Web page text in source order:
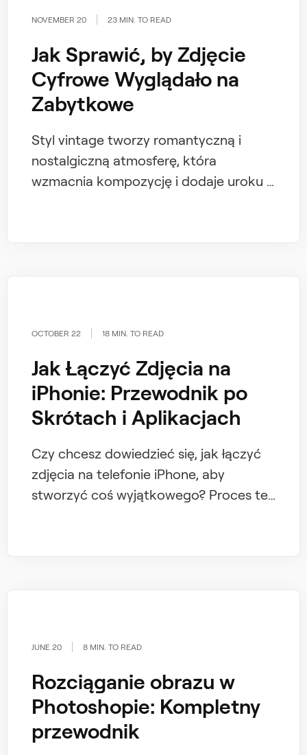
NOVEMBER 20 23 MIN. TO READ
Jak Sprawić, by Zdjęcie
Cyfrowe Wyglądało na
Zabytkowe
Styl vintage tworzy romantyczną i
nostalgiczną atmosferę, która
wzmacnia kompozycję i dodaje uroku i
OCTOBER 22 18 MIN. TO READ
Jak Łączyć Zdjęcia na
iPhonie: Przewodnik po
Skrótach i Aplikacjach
Czy chcesz dowiedzieć się, jak łączyć
zdjęcia na telefonie iPhone, aby
stworzyć coś wyjątkowego? Proces ten
więcej, nie zawsze konieczne są
JUNE 20 8 MIN. TO READ
Rozciąganie obrazu w
Photoshopie: Kompletny
przewodnik